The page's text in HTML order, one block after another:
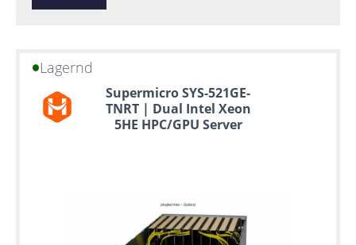
Lagernd
Supermicro SYS-521GE-
TNRT | Dual Intel Xeon
5HE HPC/GPU Server